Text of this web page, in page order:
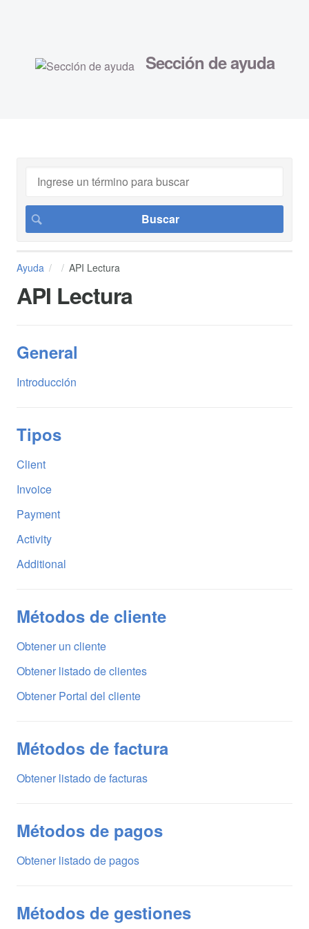
Sección de ayuda
Ayuda API Lectura
API Lectura
General
Introducción
Tipos
Client
Invoice
Payment
Activity
Additional
Métodos de cliente
Obtener un cliente
Obtener listado de clientes
Obtener Portal del cliente
Métodos de factura
Obtener listado de facturas
Métodos de pagos
Obtener listado de pagos
Métodos de gestiones